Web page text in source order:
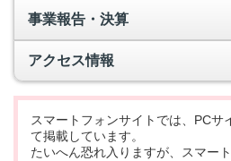
事業報告・決算
アクセス情報
スマートフォンサイトでは、PCサ
て掲載しています。
たいへん恐れ入りますが、スマー